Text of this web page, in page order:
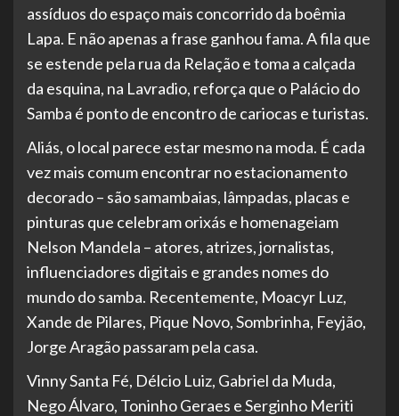
assíduos do espaço mais concorrido da boêmia
Lapa. E não apenas a frase ganhou fama. A fila que
se estende pela rua da Relação e toma a calçada
da esquina, na Lavradio, reforça que o Palácio do
Samba é ponto de encontro de cariocas e turistas.
Aliás, o local parece estar mesmo na moda. É cada
vez mais comum encontrar no estacionamento
decorado – são samambaias, lâmpadas, placas e
pinturas que celebram orixás e homenageiam
Nelson Mandela – atores, atrizes, jornalistas,
influenciadores digitais e grandes nomes do
mundo do samba. Recentemente, Moacyr Luz,
Xande de Pilares, Pique Novo, Sombrinha, Feyjão,
Jorge Aragão passaram pela casa.
Vinny Santa Fé, Délcio Luiz, Gabriel da Muda,
Nego Álvaro, Toninho Geraes e Serginho Meriti